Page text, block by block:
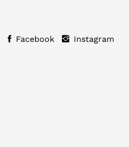
Facebook
Instagram